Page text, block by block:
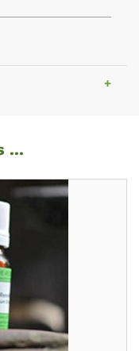
...